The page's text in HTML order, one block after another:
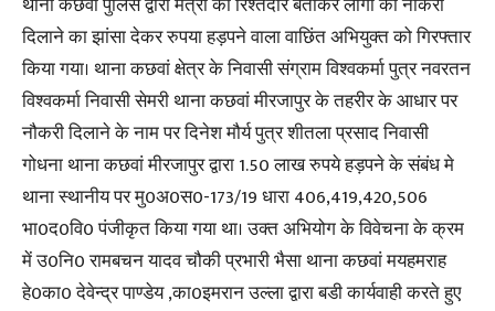
दिलाने का झांसा देकर रुपया हड़पने वाला वाछिंत अभियुक्त को गिरफ्तार
किया गया। थाना कछवां क्षेत्र के निवासी संग्राम विश्वकर्मा पुत्र नवरतन
विश्वकर्मा निवासी सेमरी थाना कछवां मीरजापुर के तहरीर के आधार पर
नौकरी दिलाने के नाम पर दिनेश मौर्य पुत्र शीतला प्रसाद निवासी
गोधना थाना कछवां मीरजापुर द्वारा 1.50 लाख रुपये हड़पने के संबंध मे
थाना स्थानीय पर मु0अ0स0-173/19 धारा 406,419,420,506
भा0द0वि0 पंजीकृत किया गया था। उक्त अभियोग के विवेचना के क्रम
में उ0नि0 रामबचन यादव चौकी प्रभारी भैसा थाना कछवां मयहमराह
हे0का0 देवेन्द्र पाण्डेय ,का0इमरान उल्ला द्वारा बडी कार्यवाही करते हुए